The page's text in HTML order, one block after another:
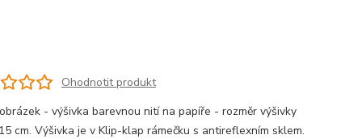
Ohodnotit produkt
- výšivka barevnou nití na papíře - rozměr výšivky
cm. Výšivka je v Klip-klap rámečku s antireflexním sklem.